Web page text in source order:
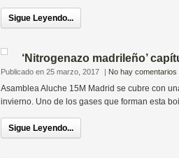
Sigue Leyendo...
‘Nitrogenazo madrileño’
Publicado en 25 marzo, 2017 | No hay comentarios
Asamblea Aluche 15M Madrid se cubre con
invierno. Uno de los gases que forman esta
Sigue Leyendo...